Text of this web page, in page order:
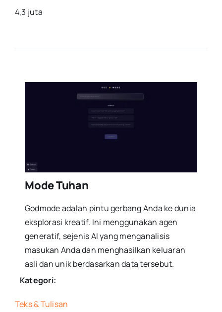
4,3 juta
Mode Tuhan
Godmode adalah pintu gerbang Anda ke dunia
eksplorasi kreatif. Ini menggunakan agen
generatif, sejenis AI yang menganalisis
masukan Anda dan menghasilkan keluaran
asli dan unik berdasarkan data tersebut.
Kategori:
Teks & Tulisan